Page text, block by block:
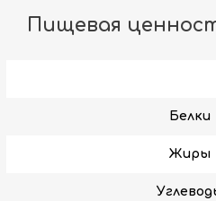
Пищевая
Белки
Жиры